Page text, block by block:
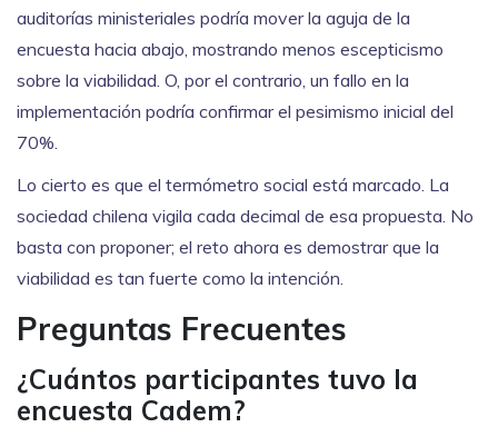
auditorías ministeriales podría mover la aguja de la
encuesta hacia abajo, mostrando menos escepticismo
sobre la viabilidad. O, por el contrario, un fallo en la
implementación podría confirmar el pesimismo inicial del
70%.
Lo cierto es que el termómetro social está marcado. La
sociedad chilena vigila cada decimal de esa propuesta. No
basta con proponer; el reto ahora es demostrar que la
viabilidad es tan fuerte como la intención.
Preguntas Frecuentes
¿Cuántos participantes tuvo la
encuesta Cadem?